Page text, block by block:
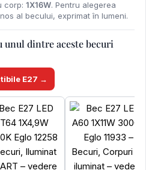
corp: 1X16W. Pentru alegerea
al becului, exprimat în lumeni.
unul dintre aceste becuri
E27 →